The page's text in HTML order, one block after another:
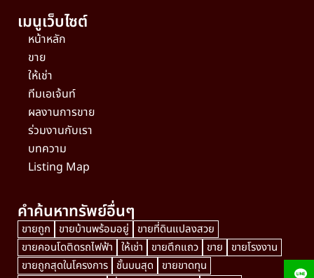
เมนูเว็บไซต์
หน้าหลัก
ขาย
ให้เช่า
ทีมเอเจ้นท์
ผลงานการขาย
ร่วมงานกับเรา
บทความ
Listing Map
คำค้นหาทรัพย์อื่นๆ
ขายถูก ขายบ้านพร้อมอยู่
ขายที่ดินแปลงสวย
ขายคอนโดติดรถไฟฟ้า ให้เช่า ขายตึกแถว ขาย
ขายโรงงาน
ขายถูกสุดในโครงการ ชั้นบนสุด
ขายขาดทุน